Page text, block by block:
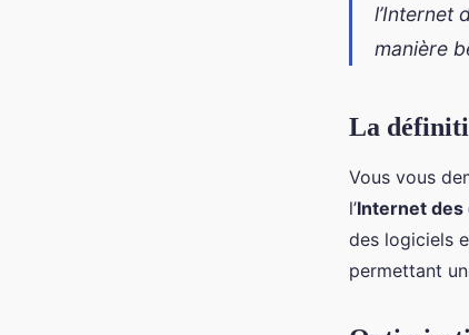
l’Internet
manière
La
Vous vous
l’Internet des
des logiciels
permettant